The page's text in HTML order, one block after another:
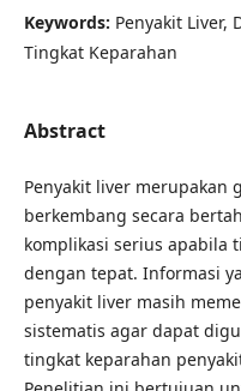
Keywords: Penyakit Liver,
Tingkat Keparahan
Abstract
Penyakit liver merupakan
berkembang secara
komplikasi serius apabila
dengan tepat. Informasi
penyakit liver masih
sistematis agar dapat
tingkat keparahan